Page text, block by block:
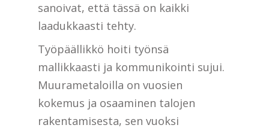
sanoivat, että tässä on kaikki
laadukkaasti tehty.
Työpäällikkö hoiti työnsä
mallikkaasti ja kommunikointi sujui.
Muurametaloilla on vuosien
kokemus ja osaaminen talojen
rakentamisesta, sen vuoksi